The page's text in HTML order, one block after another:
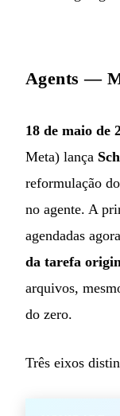
Agents —
18 de maio de
Meta) lança
reformulação
no agente. A
agendadas
da tarefa
arquivos,
do zero.
Três eixos